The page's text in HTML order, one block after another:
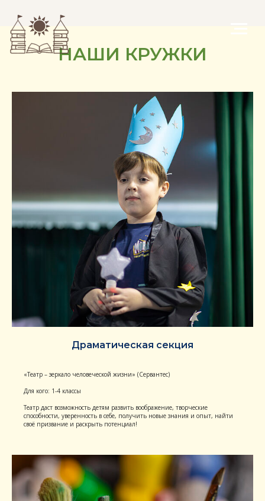
НАШИ КРУЖКИ
Драматическая секция
«Театр – зеркало человеческой жизни» (Сервантес)
Для кого: 1-4 классы
Театр даст возможность детям развить воображение, творческие
способности, уверенность в себе, получить новые знания и опыт, найти
своё призвание и раскрыть потенциал!